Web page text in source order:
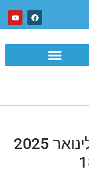
תתכוננו, החל מ 1 לינואר 2025